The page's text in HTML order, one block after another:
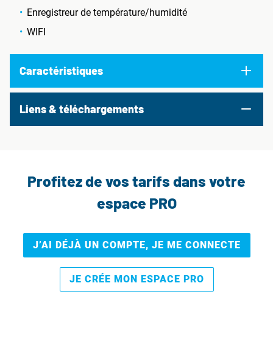
Enregistreur de température/humidité
WIFI
Caractéristiques
Liens & téléchargements
Profitez de vos tarifs dans votre
espace PRO
J’AI DÉJÀ UN COMPTE, JE ME CONNECTE
JE CRÉE MON ESPACE PRO